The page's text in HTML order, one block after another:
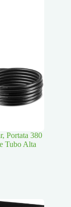
Portata 380
Tubo Alta